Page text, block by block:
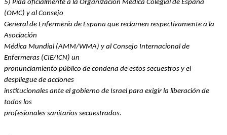
5) Pida oficialmente a la Organización Médica Colegial de España
(OMC) y al Consejo
General de Enfermería de España que reclamen respectivamente a la
Asociación
Médica Mundial (AMM/WMA) y al Consejo Internacional de
Enfermeras (CIE/ICN) un
pronunciamiento público de condena de estos secuestros y el
despliegue de acciones
institucionales ante el gobierno de Israel para exigir la liberación de
todos los
profesionales sanitarios secuestrados.